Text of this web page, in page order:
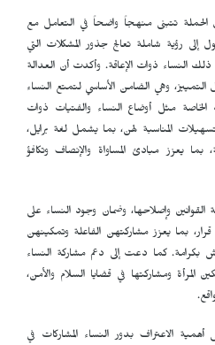
تتبنى منهجاً واضحاً في التعامل مع
إلى رؤية شاملة تعالج جذور المشكلات التي
النساء ذوات الإعاقة. وأكدت أن العدالة
وهي الضامن الأساسي لتمتع النساء
الخاصة مثل أوضاع النساء والفتيات ذوات
المناسبة لهن، بما يشمل لغة برايل،
بما يعزز مبادئ المساواة والإنصاف وتكافؤ
وإصلاحها، وضمان وجود النساء على
بما يعزز مشاركتهن الفاعلة وتمكينهن
بكرامة. كما دعت إلى دعم مشاركة النساء
المتعلق بتمكين المرأة ومشاركتها في قضايا السلام والأمن،
الاعتراف بدور النساء المشاركات في